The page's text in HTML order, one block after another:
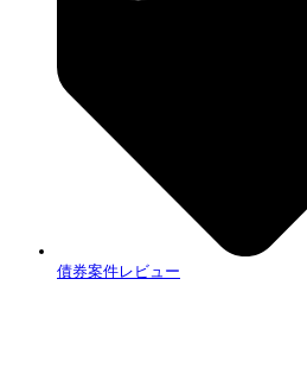
債券案件レビュー